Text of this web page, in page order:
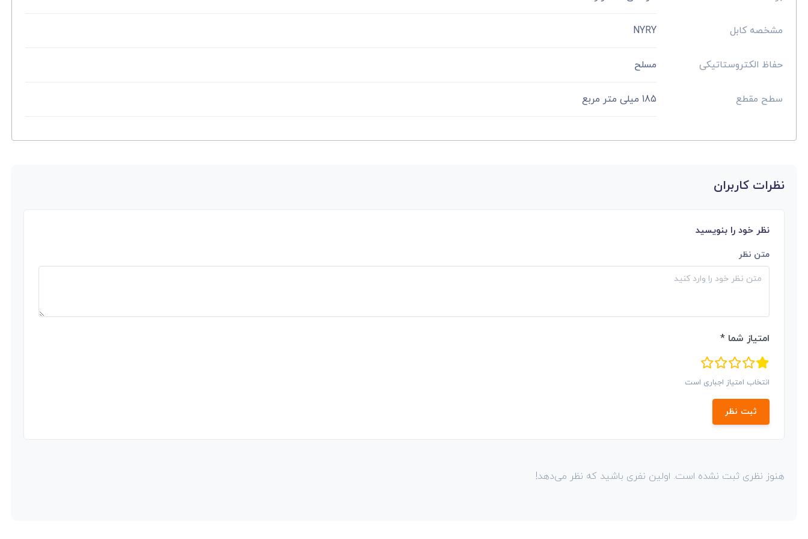
مشخصه کابل NYRY
حفاظ الکتروستاتیکی مسلح
سطح مقطع 185 میلی متر مربع
نظرات کاربران
نظر خود را بنویسید
متن نظر
امتیاز شما *
انتخاب امتیاز اجباری است
ثبت نظر
هنوز نظری ثبت نشده است. اولین نفری باشید که نظر می‌دهد!